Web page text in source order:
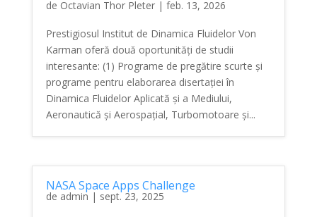
de Octavian Thor Pleter| feb. 13, 2026
Prestigiosul Institut de Dinamica Fluidelor Von
Karman oferă două oportunități de studii
interesante: (1) Programe de pregătire scurte și
programe pentru elaborarea disertației în
Dinamica Fluidelor Aplicată și a Mediului,
Aeronautică și Aerospațial, Turbomotoare și...
NASA Space Apps Challenge
de admin | sept. 23, 2025